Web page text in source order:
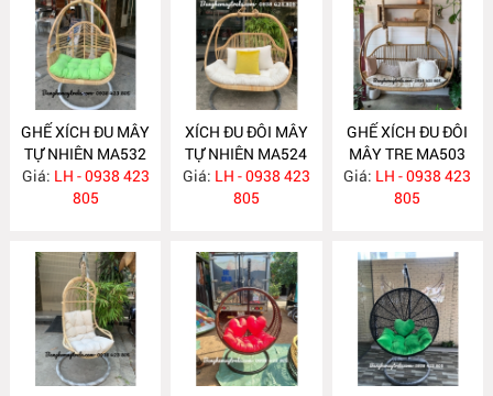
GHẾ XÍCH ĐU MÂY
TỰ NHIÊN MA532
Giá: LH - 0938 423
805
XÍCH ĐU ĐÔI MÂY
TỰ NHIÊN MA524
Giá: LH - 0938 423
805
GHẾ XÍCH ĐU ĐÔI
MÂY TRE MA503
Giá: LH - 0938 423
805